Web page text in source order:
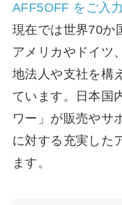
AFF5OFF をご入
現在では世界70か
アメリカやドイツ
地法人や支社を構
ています。日本国
ワー」が販売やサ
に対する充実した
ます。